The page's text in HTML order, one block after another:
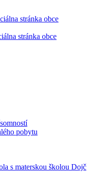
stránka obce
stránka obce
pobytu
s materskou školou Dojč